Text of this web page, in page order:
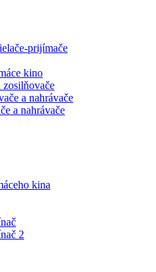
prijímače
kino
a nahrávače
a nahrávače
kina
2